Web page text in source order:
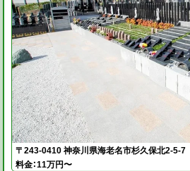
〒243-0410 神奈川県海老名市杉久保北2-5-7
料金：11万円〜